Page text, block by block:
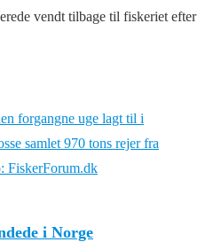
vendt tilbage til fiskeriet efter
i Norge